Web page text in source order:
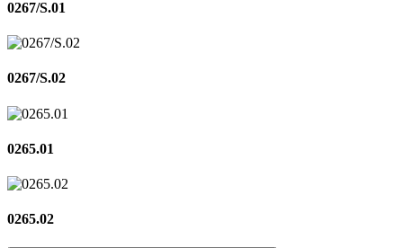
0267/S.01
0267/S.02
0265.01
0265.02